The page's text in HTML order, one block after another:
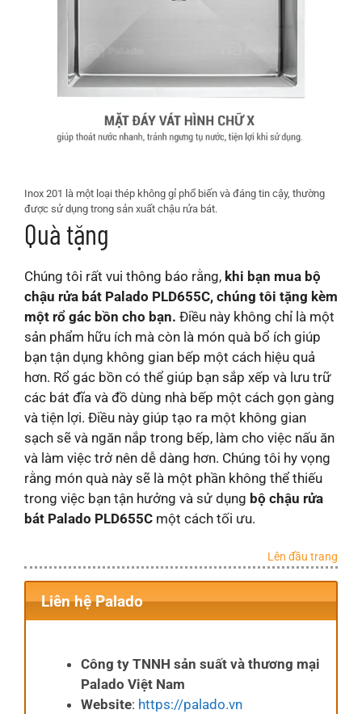
Inox 201 là một loại thép không gỉ phổ biến và đáng tin cậy, thường
được sử dụng trong sản xuất chậu rửa bát.
Quà tặng
Chúng tôi rất vui thông báo rằng, khi bạn mua bộ
chậu rửa bát Palado PLD655C, chúng tôi tặng kèm
một rổ gác bồn cho bạn. Điều này không chỉ là một
sản phẩm hữu ích mà còn là món quà bổ ích giúp
bạn tận dụng không gian bếp một cách hiệu quả
hơn. Rổ gác bồn có thể giúp bạn sắp xếp và lưu trữ
các bát đĩa và đồ dùng nhà bếp một cách gọn gàng
và tiện lợi. Điều này giúp tạo ra một không gian
sạch sẽ và ngăn nắp trong bếp, làm cho việc nấu ăn
và làm việc trở nên dễ dàng hơn. Chúng tôi hy vọng
rằng món quà này sẽ là một phần không thể thiếu
trong việc bạn tận hưởng và sử dụng bộ chậu rửa
bát Palado PLD655C một cách tối ưu.
Lên đầu trang
Liên hệ Palado
Công ty TNNH sản suất và thương mại
Palado Việt Nam
Website: https://palado.vn